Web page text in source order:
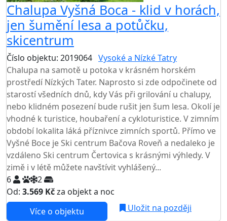
Chalupa Vyšná Boca - klid v horách,
jen šumění lesa a potůčku,
skicentrum
Číslo objektu: 2019064 Vysoké a Nízké Tatry
Chalupa na samotě u potoka v krásném horském
prostředí Nízkých Tater. Naprosto si zde odpočinete od
starostí všedních dnů, kdy Vás při grilování u chalupy,
nebo klidném posezení bude rušit jen šum lesa. Okolí je
vhodné k turistice, houbaření a cykloturistice. V zimním
období lokalita láká příznivce zimních sportů. Přímo ve
Vyšné Boce je Ski centrum Bačova Roveň a nedaleko je
vzdáleno Ski centrum Čertovica s krásnými výhledy. V
zimě i v létě můžete navštívit vyhlášený...
6
2
Od: 3.569 Kčza objekt a noc
Více o objektu
Uložit na později